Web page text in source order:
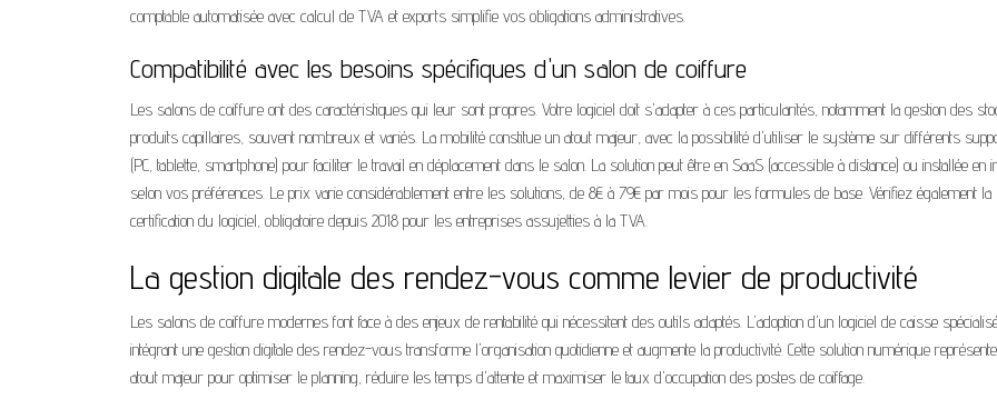
comptable automatisée avec calcul de TVA et exports simplifie vos obligations administratives.
Compatibilité avec les besoins spécifiques d'un salon de coiffure
Les salons de coiffure ont des caractéristiques qui leur sont propres. Votre logiciel doit s'adapter à ces particularités, notamment la gestion des
produits capillaires, souvent nombreux et variés. La mobilité constitue un atout majeur, avec la possibilité d'utiliser le système sur différents
(PC, tablette, smartphone) pour faciliter le travail en déplacement dans le salon. La solution peut être en SaaS (accessible à distance) ou installée en
selon vos préférences. Le prix varie considérablement entre les solutions, de 8€ à 79€ par mois pour les formules de base. Vérifiez également la
certification du logiciel, obligatoire depuis 2018 pour les entreprises assujetties à la TVA.
La gestion digitale des rendez-vous comme levier de productivité
Les salons de coiffure modernes font face à des enjeux de rentabilité qui nécessitent des outils adaptés. L'adoption d'un logiciel de caisse
intégrant une gestion digitale des rendez-vous transforme l'organisation quotidienne et augmente la productivité. Cette solution numérique
atout majeur pour optimiser le planning, réduire les temps d'attente et maximiser le taux d'occupation des postes de coiffage.